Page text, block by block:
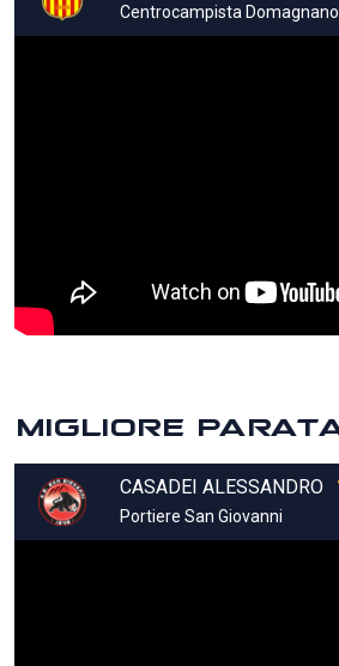
Centrocampista Domagnano
MIGLIORE PARATA
CASADEI ALESSANDRO
Portiere San Giovanni